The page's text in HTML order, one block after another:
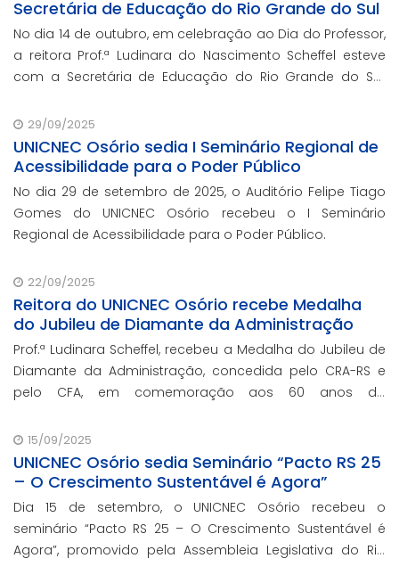
Secretária de Educação do Rio Grande do Sul
No dia 14 de outubro, em celebração ao Dia do Professor,
a reitora Prof.ª Ludinara do Nascimento Scheffel esteve
com a Secretária de Educação do Rio Grande do Sul,
29/09/2025
UNICNEC Osório sedia I Seminário Regional de
Acessibilidade para o Poder Público
No dia 29 de setembro de 2025, o Auditório Felipe Tiago
Gomes do UNICNEC Osório recebeu o I Seminário
Regional de Acessibilidade para o Poder Público.
22/09/2025
Reitora do UNICNEC Osório recebe Medalha
do Jubileu de Diamante da Administração
Prof.ª Ludinara Scheffel, recebeu a Medalha do Jubileu de
Diamante da Administração, concedida pelo CRA-RS e
pelo CFA, em comemoração aos 60 anos da
Brasil.
15/09/2025
UNICNEC Osório sedia Seminário “Pacto RS 25
– O Crescimento Sustentável é Agora”
Dia 15 de setembro, o UNICNEC Osório recebeu o
seminário “Pacto RS 25 – O Crescimento Sustentável é
Agora”, promovido pela Assembleia Legislativa do Rio